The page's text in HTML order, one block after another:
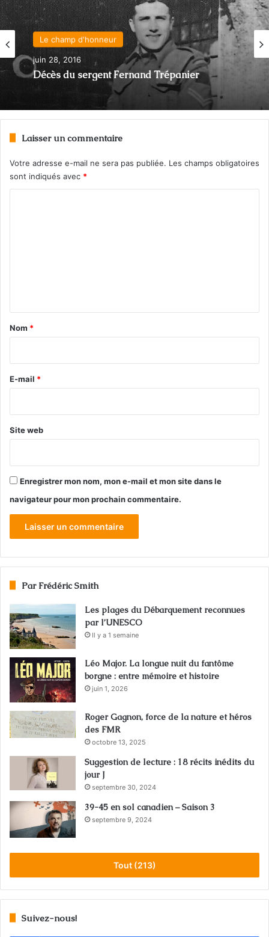
Le champ d'honneur
juin 28, 2016
Décès du sergent Fernand Trépanier
Actualité
juin 16, 2016
Gilles Lamontagne
Laisser un commentaire
Votre adresse e-mail ne sera pas publiée. Les champs obligatoires
sont indiqués avec *
a
e
Nom *
E-mail *
Site web
Enregistrer mon nom, mon e-mail et mon site dans le
navigateur pour mon prochain commentaire.
Par Frédéric Smith
Les plages du Débarquement reconnues
par l’UNESCO
Il y a 1 semaine
Léo Major. La longue nuit du fantôme
borgne : entre mémoire et histoire
juin 1, 2026
Roger Gagnon, force de la nature et héros
des FMR
octobre 13, 2025
Suggestion de lecture : 18 récits inédits du
jour J
septembre 30, 2024
39-45 en sol canadien – Saison 3
septembre 9, 2024
Tout (213)
Suivez-nous!